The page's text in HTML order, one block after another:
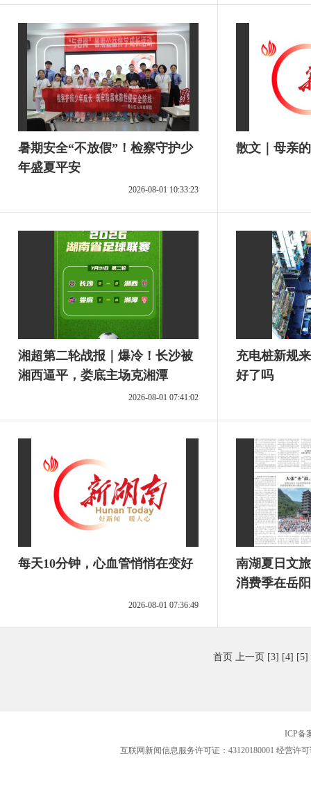
暑期安全“不放假”！检察守护少
年盛夏平安
2026-08-01 10:33:23
散文｜母亲
湘超第二轮战报｜爆冷！长沙被
湘西逼平，娄底主场克湘潭
2026-08-01 07:41:02
充电桩新规
好了吗
每天10分钟，心血管悄悄在变好
2026-08-01 07:36:49
南湖夏日文
消费季在岳
首页 上一页 [3] [4] [5]
ICP备
互联网新闻信息服务许可证：43120180001 经营许可